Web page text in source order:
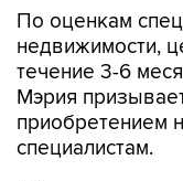
По оценкам
недвижимости,
течение 3-6
Мэрия
приобретением
специалистам.